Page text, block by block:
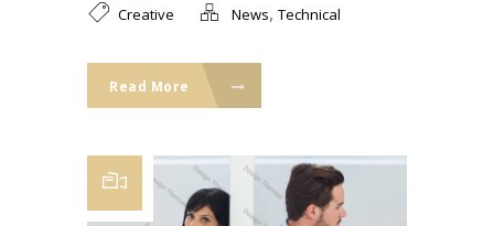
Creative News, Technical
Read More